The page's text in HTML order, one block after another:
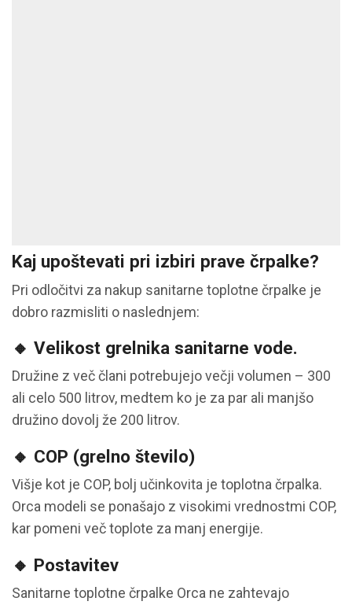
Kaj upoštevati pri izbiri prave črpalke?
Pri odločitvi za nakup sanitarne toplotne črpalke je
dobro razmisliti o naslednjem:
🔸 Velikost grelnika sanitarne vode.
Družine z več člani potrebujejo večji volumen – 300
ali celo 500 litrov, medtem ko je za par ali manjšo
družino dovolj že 200 litrov.
🔸 COP (grelno število)
Višje kot je COP, bolj učinkovita je toplotna črpalka.
Orca modeli se ponašajo z visokimi vrednostmi COP,
kar pomeni več toplote za manj energije.
🔸 Postavitev
Sanitarne toplotne črpalke Orca ne zahtevajo